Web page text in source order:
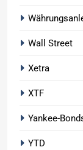
Wall Street
Xetra
XTF
Yankee-
YTD